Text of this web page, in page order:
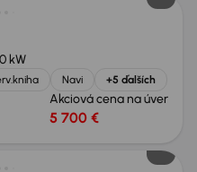
kW
Navi +5 ďalších
Akciová cena na úver
5 700 €